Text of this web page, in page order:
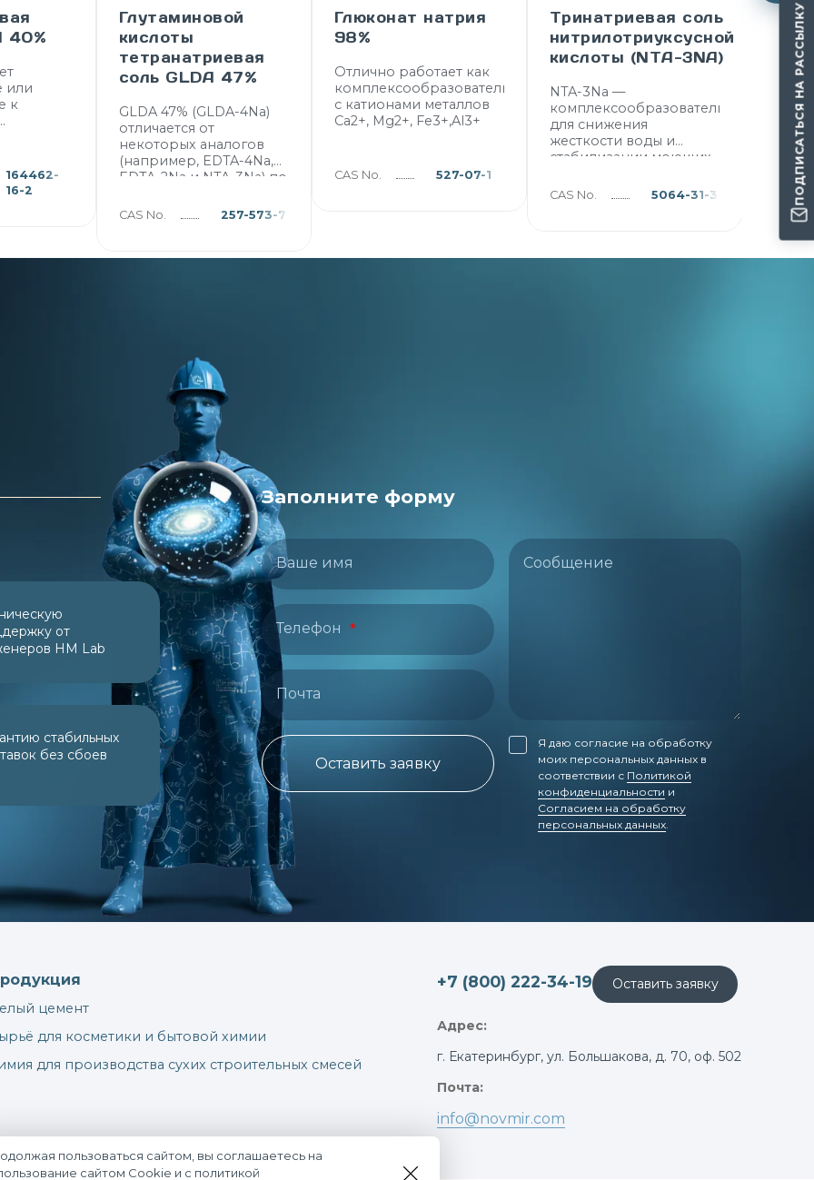
40%
или
к
EDTA в
164462-
16-2
Глутаминовой
кислоты
тетранатриевая
соль GLDA 47%
GLDA 47% (GLDA-4Na)
отличается от
некоторых аналогов
(например, EDTA-4Na,
EDTA-2Na и NTA-3Na) по
свойствам и
комплексообразователь,
CAS No. 257-573-7
Глюконат натрия
98%
Отлично работает как
комплексообразователь
с катионами металлов
Ca2+, Mg2+, Fe3+,Al3+
CAS No. 527-07-1
Тринатриевая соль
нитрилотриуксусной
кислоты (NTA-3NA)
NTA-3Na —
комплексообразователь
для снижения
жесткости воды и
стабилизации моющих
Основные свойства:
эффективности ПАВ;
CAS No. 5064-31-3
CAS No.
от
НМ Lab
стабильных
без сбоев
Заполните форму
Ваше имя
Телефон
Почта
Сообщение
Оставить заявку
Я даю согласие на обработку
моих персональных данных в
соответствии с Политикой
конфиденциальности и
Согласием на обработку
персональных данных.
Продукция
Белый цемент
для косметики и бытовой химии
для производства сухих строительных смесей
+7 (800) 222-34-19 Оставить заявку
Адрес:
г. Екатеринбург, ул. Большакова, д. 70, оф. 502
Почта:
info@novmir.com
ПОДПИСАТЬСЯ НА РАССЫЛКУ
пользоваться сайтом, вы соглашаетесь на
сайтом Cookie и с политикой